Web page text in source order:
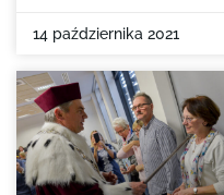
14 października 2021